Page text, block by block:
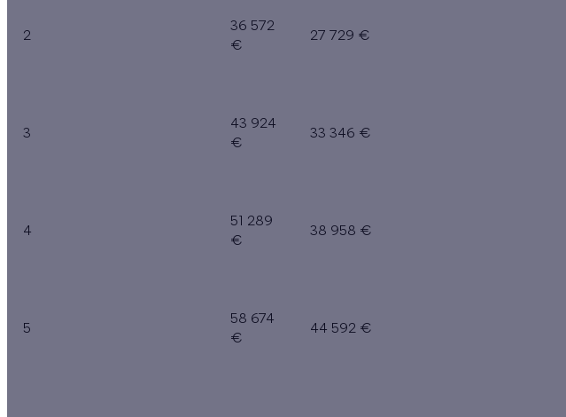
2
36 572
€
27 729 €
3
43 924
€
33 346 €
4
51 289
€
38 958 €
5
58 674
€
44 592 €